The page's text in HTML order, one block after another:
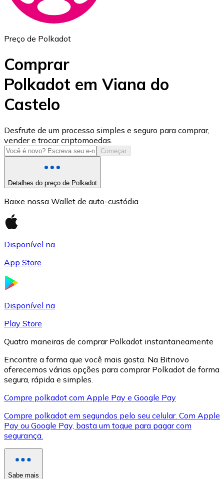
USD Coin
USDC
XRP
XRP
Ver tudo
Cupons cripto
Preço de Polkadot
Comprar
Polkadot em Viana do
Castelo
Desfrute de um processo simples e seguro para comprar,
vender e trocar criptomoedas.
Começar
Detalhes do preço de Polkadot
Baixe nossa Wallet de auto-custódia
Disponível na
App Store
Disponível na
Play Store
Quatro maneiras de comprar Polkadot instantaneamente
Encontre a forma que você mais gosta. Na Bitnovo
oferecemos várias opções para comprar Polkadot de forma
segura, rápida e simples.
Compre polkadot com Apple Pay e Google Pay
Compre polkadot em segundos pelo seu celular. Com Apple
Pay ou Google Pay, basta um toque para pagar com
segurança.
Sabe mais